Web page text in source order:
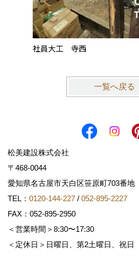
社員大工 寺西
一覧へ戻る
松美建設株式会社
〒468-0044
愛知県名古屋市天白区笹原町703番地
TEL： 0120-144-227 / 052-895-2227
FAX：052-895-2950
＜営業時間＞8:30〜17:30
＜定休日＞日曜日、第2土曜日、祝日